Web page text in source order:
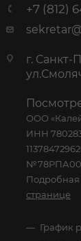
+7 (812)
г. Санкт-
ООО
ИНН
странице
График